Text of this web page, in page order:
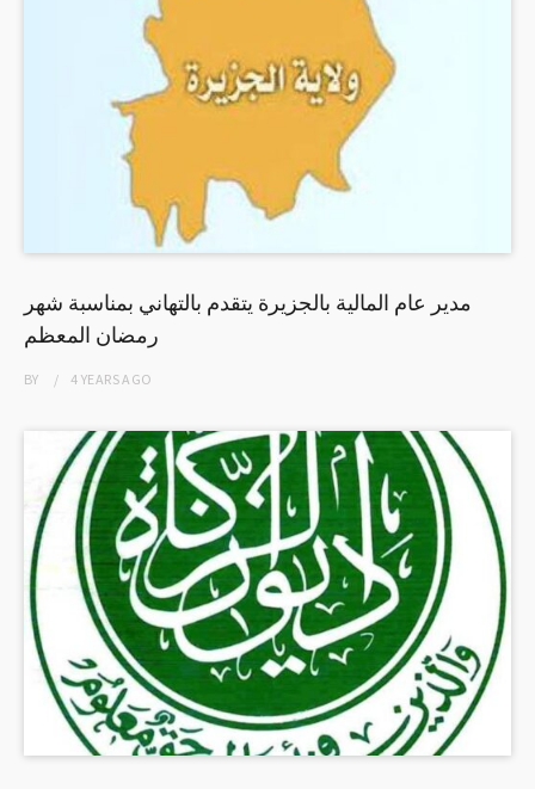
مدير عام المالية بالجزيرة يتقدم بالتهاني بمناسبة شهر
رمضان المعظم
BY 4 YEARSAGO